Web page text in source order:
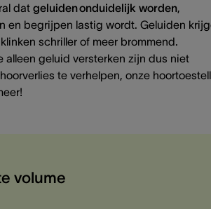
dat geluiden onduidelijk worden,
en begrijpen lastig wordt. Geluiden
schriller of meer brommend.
alleen geluid versterken zijn dus niet
te verhelpen, onze
volume